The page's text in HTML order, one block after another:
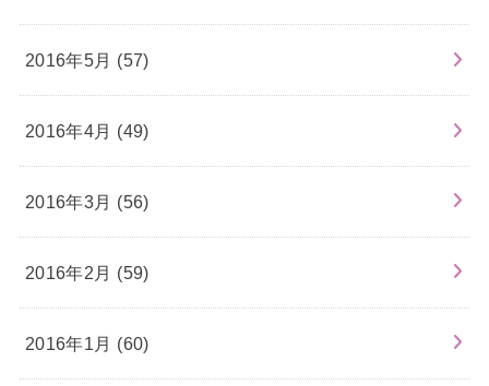
2016年5月 (57)
2016年4月 (49)
2016年3月 (56)
2016年2月 (59)
2016年1月 (60)